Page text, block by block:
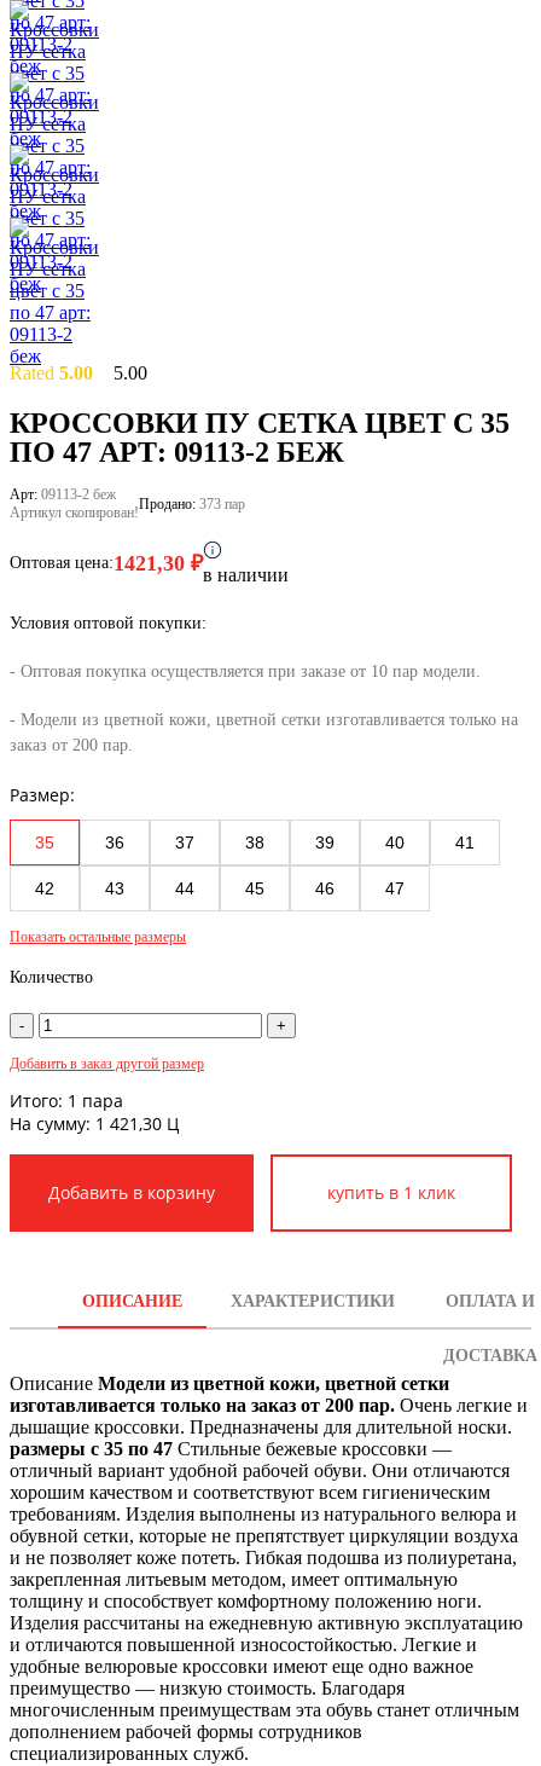
Rated 5.00
based on2
customer
ratings
5.00
КРОССОВКИ ПУ СЕТКА ЦВЕТ С 35
ПО 47 АРТ: 09113-2 БЕЖ
Арт: 09113-2 беж
Артикул скопирован!
Продано: 373 пар
Оптовая цена:1421,30 ₽в наличии
Условия оптовой покупки:
- Оптовая покупка осуществляется при заказе от 10 пар модели.
- Модели из цветной кожи, цветной сетки изготавливается только на
заказ от 200 пар.
Размер:
35 36 37 38 39 40 41
42 43 44 45 46 47
Показать остальные размеры
Количество
Добавить в заказ другой размер
Итого: 1 пара
На сумму: 1 421,30 Ц
купить в 1 клик
ОПИСАНИЕ ХАРАКТЕРИСТИКИ ОПЛАТА И
ДОСТАВКА
Описание Модели из цветной кожи, цветной сетки
изготавливается только на заказ от 200 пар. Очень легкие и
дышащие кроссовки. Предназначены для длительной носки.
размеры с 35 по 47 Стильные бежевые кроссовки —
отличный вариант удобной рабочей обуви. Они отличаются
хорошим качеством и соответствуют всем гигиеническим
требованиям. Изделия выполнены из натурального велюра и
обувной сетки, которые не препятствует циркуляции воздуха
и не позволяет коже потеть. Гибкая подошва из полиуретана,
закрепленная литьевым методом, имеет оптимальную
толщину и способствует комфортному положению ноги.
Изделия рассчитаны на ежедневную активную эксплуатацию
и отличаются повышенной износостойкостью. Легкие и
удобные велюровые кроссовки имеют еще одно важное
преимущество — низкую стоимость. Благодаря
многочисленным преимуществам эта обувь станет отличным
дополнением рабочей формы сотрудников
специализированных служб.